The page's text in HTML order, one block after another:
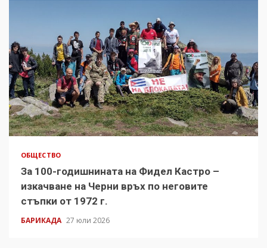
ОБЩЕСТВО
За 100-годишнината на Фидел Кастро –
изкачване на Черни връх по неговите
стъпки от 1972 г.
БАРИКАДА 27 юли 2026